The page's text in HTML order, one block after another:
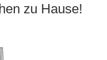
zu Hause!